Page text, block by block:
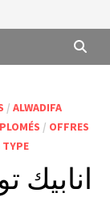
/ ALWADIFA
/ OFFRES
TYPE